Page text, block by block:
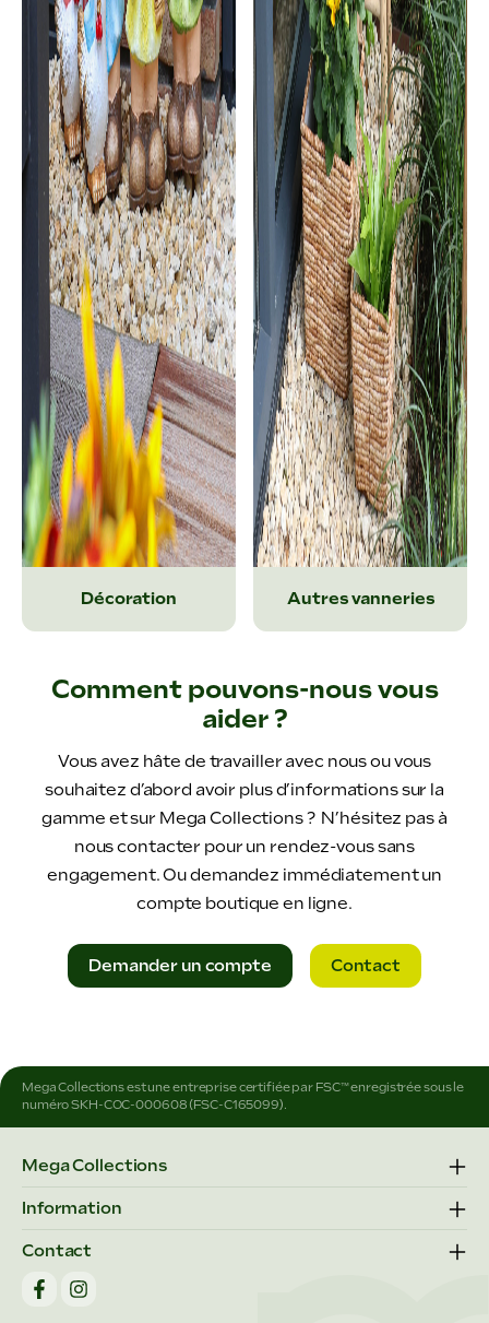
Décoration Autres vanneries
Comment pouvons-nous vous
aider ?
Vous avez hâte de travailler avec nous ou vous
souhaitez d’abord avoir plus d’informations sur la
gamme et sur Mega Collections ? N’hésitez pas à
nous contacter pour un rendez-vous sans
engagement. Ou demandez immédiatement un
compte boutique en ligne.
Demander un compte Contact
Mega Collections est une entreprise certifiée par FSC™ enregistrée sous le
numéro SKH-COC-000608 (FSC-C165099).
Mega Collections
Information
Contact